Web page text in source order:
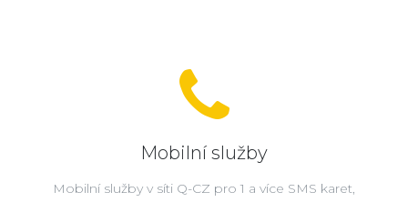
Mobilní služby
Mobilní služby v síti Q-CZ pro 1 a více SMS karet,